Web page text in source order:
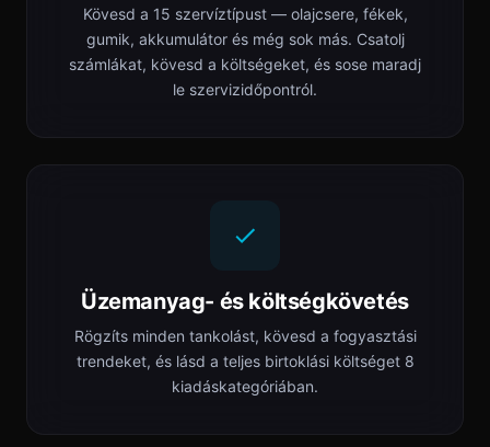
Kövesd a 15 szervíztípust — olajcsere, fékek,
gumik, akkumulátor és még sok más. Csatolj
számlákat, kövesd a költségeket, és sose maradj
le szervizidőpontról.
Üzemanyag- és költségkövetés
Rögzíts minden tankolást, kövesd a fogyasztási
trendeket, és lásd a teljes birtoklási költséget 8
kiadáskategóriában.